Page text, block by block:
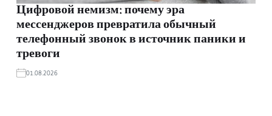
Цифровой немизм: почему эра
мессенджеров превратила обычный
телефонный звонок в источник паники и
тревоги
01.08.2026